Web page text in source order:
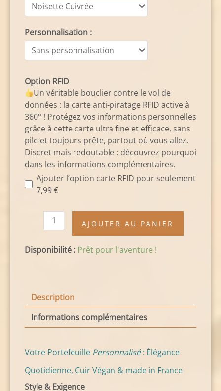
Personnalisation :
Option RFID
Un véritable bouclier contre le vol de
données : la carte anti-piratage RFID active à
360° ! Protégez vos informations personnelles
grâce à cette carte ultra fine et efficace, sans
pile et toujours prête, partout où vous allez.
Discret mais redoutable : découvrez pourquoi
dans les informations complémentaires.
Ajouter l’option carte RFID pour seulement
7,99€
AJOUTER AU PANIER
Disponibilité : Prêt pour l'aventure !
Description
Informations complémentaires
Votre Portefeuille Personnalisé: Élégance
Quotidienne, Cuir Végan & made in France
Style & Exigence